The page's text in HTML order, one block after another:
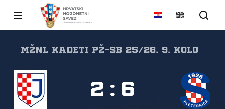
MŽNL kadeti PŽ-SB 25/26, 9. kolo
2 : 6